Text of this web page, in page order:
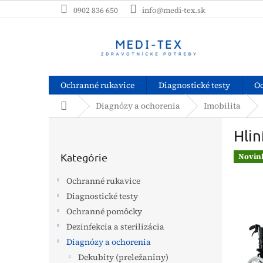
na
0902 836 650 info@medi-tex.sk
Ochranné rukavice Diagnostické testy
DomovDiagnózy a ochorenia Imobilita
kategórie
Kategórie
Ochranné rukavice
Diagnostické testy
Ochranné pomôcky
Dezinfekcia a sterilizácia
Diagnózy a ochorenia
Dekubity (preležaniny)